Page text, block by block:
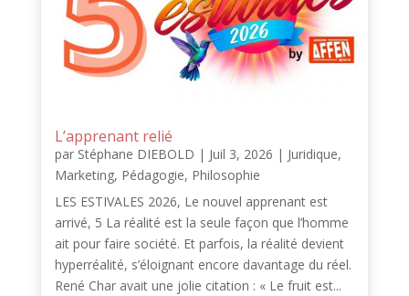
L’apprenant relié
par Stéphane DIEBOLD | Juil 3, 2026 | Juridique,
Marketing, Pédagogie, Philosophie
LES ESTIVALES 2026, Le nouvel apprenant est
arrivé, 5 La réalité est la seule façon que l’homme
ait pour faire société. Et parfois, la réalité devient
hyperréalité, s’éloignant encore davantage du réel.
René Char avait une jolie citation : « Le fruit est...